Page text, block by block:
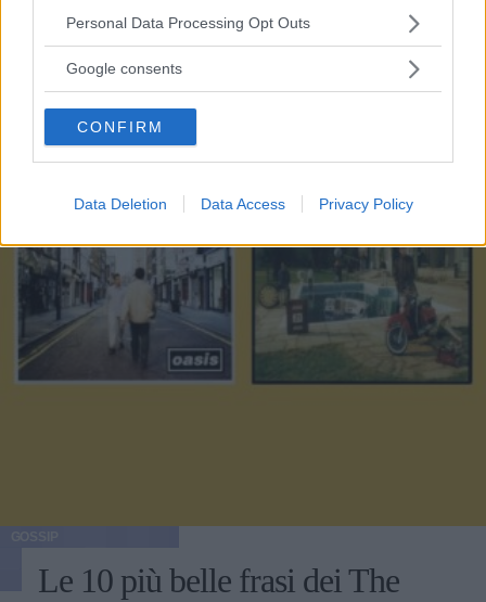
Please note that this website/app uses one or more Google
not limited to your visit or usage behaviour. You may click to
use your data for below specified purposes in below Google
consent section.
Personal Data Processing Opt Outs
Google consents
CONFIRM
Data Deletion Data Access Privacy Policy
Le 10 più belle frasi dei The